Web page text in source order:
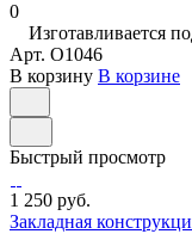
0
Изготавливается
Арт. O1046
В корзину В корзине
Быстрый просмотр
1 250 руб.
Закладная